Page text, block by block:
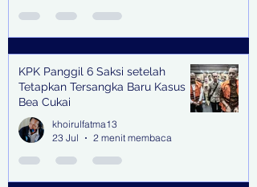
KPK Panggil 6 Saksi setelah
Tetapkan Tersangka Baru Kasus
Bea Cukai
khoirulfatma13
23 Jul
2 menit membaca